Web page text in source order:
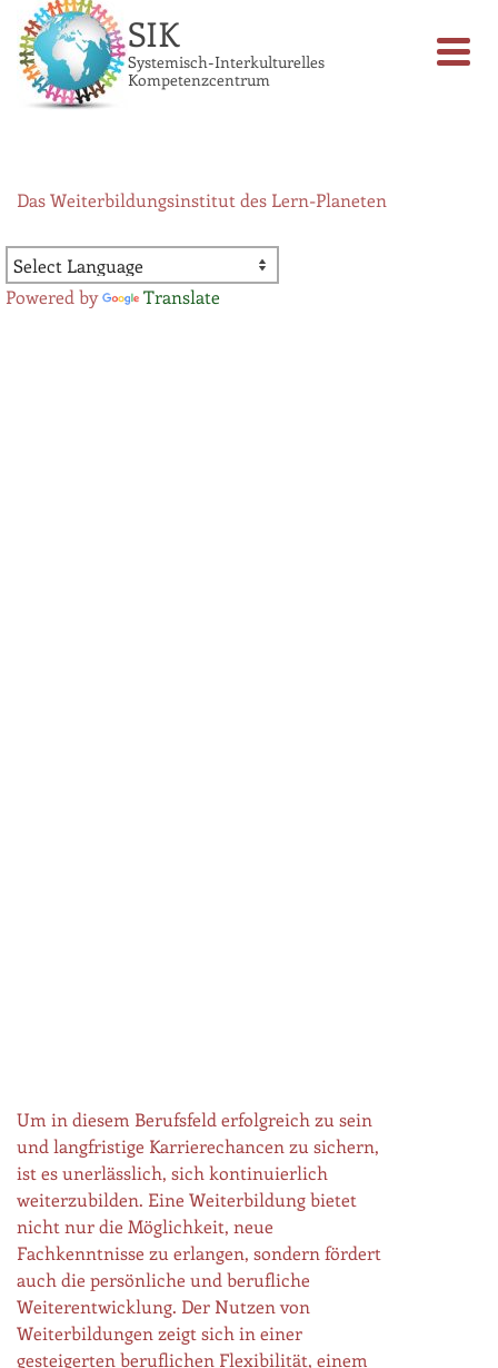
SIK
Systemisch-Interkulturelles
Kompetenzcentrum
Das Weiterbildungsinstitut des Lern-Planeten
Powered by Translate
Um in diesem Berufsfeld erfolgreich zu sein
und langfristige Karrierechancen zu sichern,
ist es unerlässlich, sich kontinuierlich
weiterzubilden. Eine Weiterbildung bietet
nicht nur die Möglichkeit, neue
Fachkenntnisse zu erlangen, sondern fördert
auch die persönliche und berufliche
Weiterentwicklung. Der Nutzen von
Weiterbildungen zeigt sich in einer
gesteigerten beruflichen Flexibilität, einem